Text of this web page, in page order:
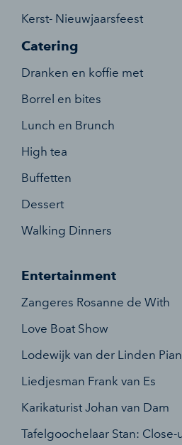
Kerst- Nieuwjaarsfeest
Catering
Dranken en koffie met
Borrel en bites
Lunch en Brunch
High tea
Buffetten
Dessert
Walking Dinners
Entertainment
Zangeres Rosanne de With
Love Boat Show
Lodewijk van der Linden
Liedjesman Frank van Es
Karikaturist Johan van Dam
Tafelgoochelaar Stan: